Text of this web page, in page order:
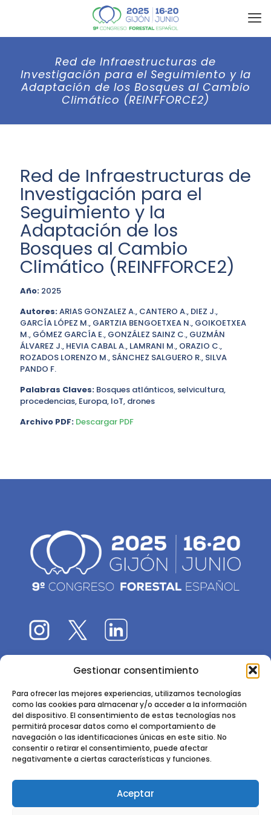
Gestionar consentimiento
Para ofrecer las mejores experiencias, utilizamos tecnologías
como las cookies para almacenar y/o acceder a la información
del dispositivo. El consentimiento de estas tecnologías nos
permitirá procesar datos como el comportamiento de
navegación o las identificaciones únicas en este sitio. No
consentir o retirar el consentimiento, puede afectar
negativamente a ciertas características y funciones.
Aceptar
Red de Infraestructuras de
Investigación para el Seguimiento y la
Adaptación de los Bosques al Cambio
Climático (REINFFORCE2)
Red de Infraestructuras de
Investigación para el
Seguimiento y la
Adaptación de los
Bosques al Cambio
Climático (REINFFORCE2)
Año: 2025
Autores:ARIAS GONZALEZ A., CANTERO A., DIEZ J.,
GARCÍA LÓPEZ M., GARTZIA BENGOETXEA N., GOIKOETXEA
M., GÓMEZ GARCÍA E., GONZÁLEZ SAINZ C., GUZMÁN
ÁLVAREZ J., HEVIA CABAL A., LAMRANI M., ORAZIO C.,
ROZADOS LORENZO M., SÁNCHEZ SALGUERO R., SILVA
PANDO F.
Palabras Claves: Bosques atlánticos, selvicultura,
procedencias, Europa, IoT, drones
Archivo PDF: Descargar PDF
El 9CFE es una actividad promovida por laSociedad
Instituto de Ciencias Forestales, INIA-CSIC
Ctra. de la Coruña km 7,5 - 28040 Madrid